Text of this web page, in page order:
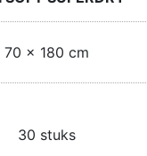
70 x 180 cm
30 stuks